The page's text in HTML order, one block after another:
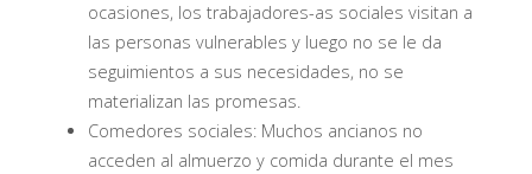
ocasiones, los trabajadores-as sociales visitan a
las personas vulnerables y luego no se le da
seguimientos a sus necesidades, no se
materializan las promesas.
Comedores sociales: Muchos ancianos no
acceden al almuerzo y comida durante el mes